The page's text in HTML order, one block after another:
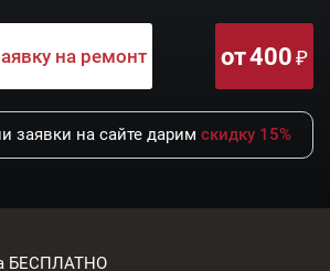
на ремонт от400
заявки на сайте дарим скидку 15%
БЕСПЛАТНО